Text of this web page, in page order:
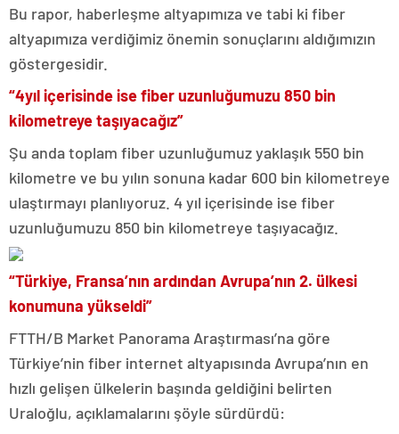
Bu rapor, haberleşme altyapımıza ve tabi ki fiber
altyapımıza verdiğimiz önemin sonuçlarını aldığımızın
göstergesidir.
“4yıl içerisinde ise fiber uzunluğumuzu 850 bin
kilometreye taşıyacağız”
Şu anda toplam fiber uzunluğumuz yaklaşık 550 bin
kilometre ve bu yılın sonuna kadar 600 bin kilometreye
ulaştırmayı planlıyoruz. 4 yıl içerisinde ise fiber
uzunluğumuzu 850 bin kilometreye taşıyacağız.
“Türkiye, Fransa’nın ardından Avrupa’nın 2. ülkesi
konumuna yükseldi”
FTTH/B Market Panorama Araştırması’na göre
Türkiye’nin fiber internet altyapısında Avrupa’nın en
hızlı gelişen ülkelerin başında geldiğini belirten
Uraloğlu, açıklamalarını şöyle sürdürdü: